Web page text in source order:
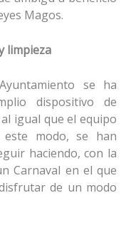
Magos.
limpieza
se ha
dispositivo de
igual que el equipo
modo, se han
haciendo, con la
Carnaval en el que
de un modo